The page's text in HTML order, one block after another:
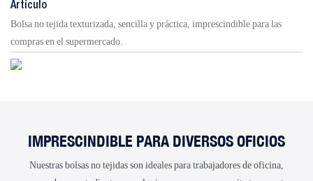
Artículo
Bolsa no tejida texturizada, sencilla y práctica, imprescindible para las
compras en el supermercado.
IMPRESCINDIBLE PARA DIVERSOS OFICIOS
Nuestras bolsas no tejidas son ideales para trabajadores de oficina,